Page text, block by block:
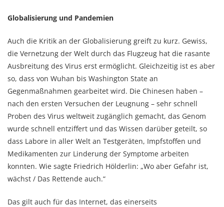
Globalisierung und Pandemien
Auch die Kritik an der Globalisierung greift zu kurz. Gewiss,
die Vernetzung der Welt durch das Flugzeug hat die rasante
Ausbreitung des Virus erst ermöglicht. Gleichzeitig ist es aber
so, dass von Wuhan bis Washington State an
Gegenmaßnahmen gearbeitet wird. Die Chinesen haben –
nach den ersten Versuchen der Leugnung – sehr schnell
Proben des Virus weltweit zugänglich gemacht, das Genom
wurde schnell entziffert und das Wissen darüber geteilt, so
dass Labore in aller Welt an Testgeräten, Impfstoffen und
Medikamenten zur Linderung der Symptome arbeiten
konnten. Wie sagte Friedrich Hölderlin: „Wo aber Gefahr ist,
wächst / Das Rettende auch.“
Das gilt auch für das Internet, das einerseits